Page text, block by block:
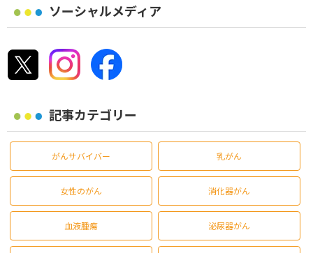
ソーシャルメディア
記事カテゴリー
がんサバイバー 乳がん
女性のがん 消化器がん
血液腫瘍 泌尿器がん